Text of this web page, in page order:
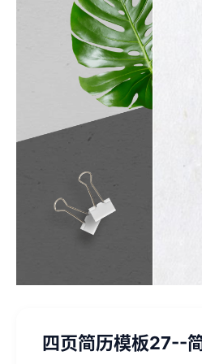
四页简历模板27--